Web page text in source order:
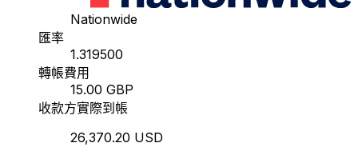
Nationwide
匯率
1.319500
轉帳費用
15.00 GBP
收款方實際到帳
26,370.20 USD